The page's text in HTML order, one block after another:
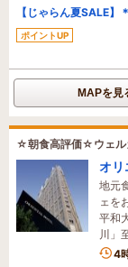
【じゃらん夏SALE】
ポイントUP
MAPを見
☆朝食高評価☆ウェル
オリ
地元
ェを
平和
川」
4